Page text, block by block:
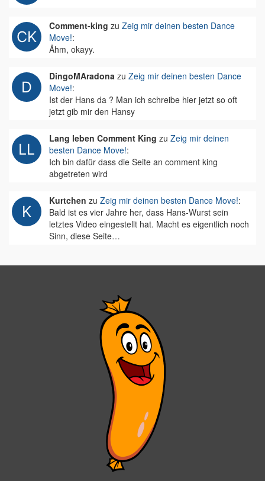
Comment-king zu Zeig mir deinen besten Dance
Move!:
Ähm, okayy.
DingoMAradona zu Zeig mir deinen besten Dance
Move!:
Ist der Hans da ? Man ich schreibe hier jetzt so oft
jetzt gib mir den Hansy
Lang leben Comment King zu Zeig mir deinen
besten Dance Move!:
Ich bin dafür dass die Seite an comment king
abgetreten wird
Kurtchen zu Zeig mir deinen besten Dance Move!:
Bald ist es vier Jahre her, dass Hans-Wurst sein
letztes Video eingestellt hat. Macht es eigentlich noch
Sinn, diese Seite…